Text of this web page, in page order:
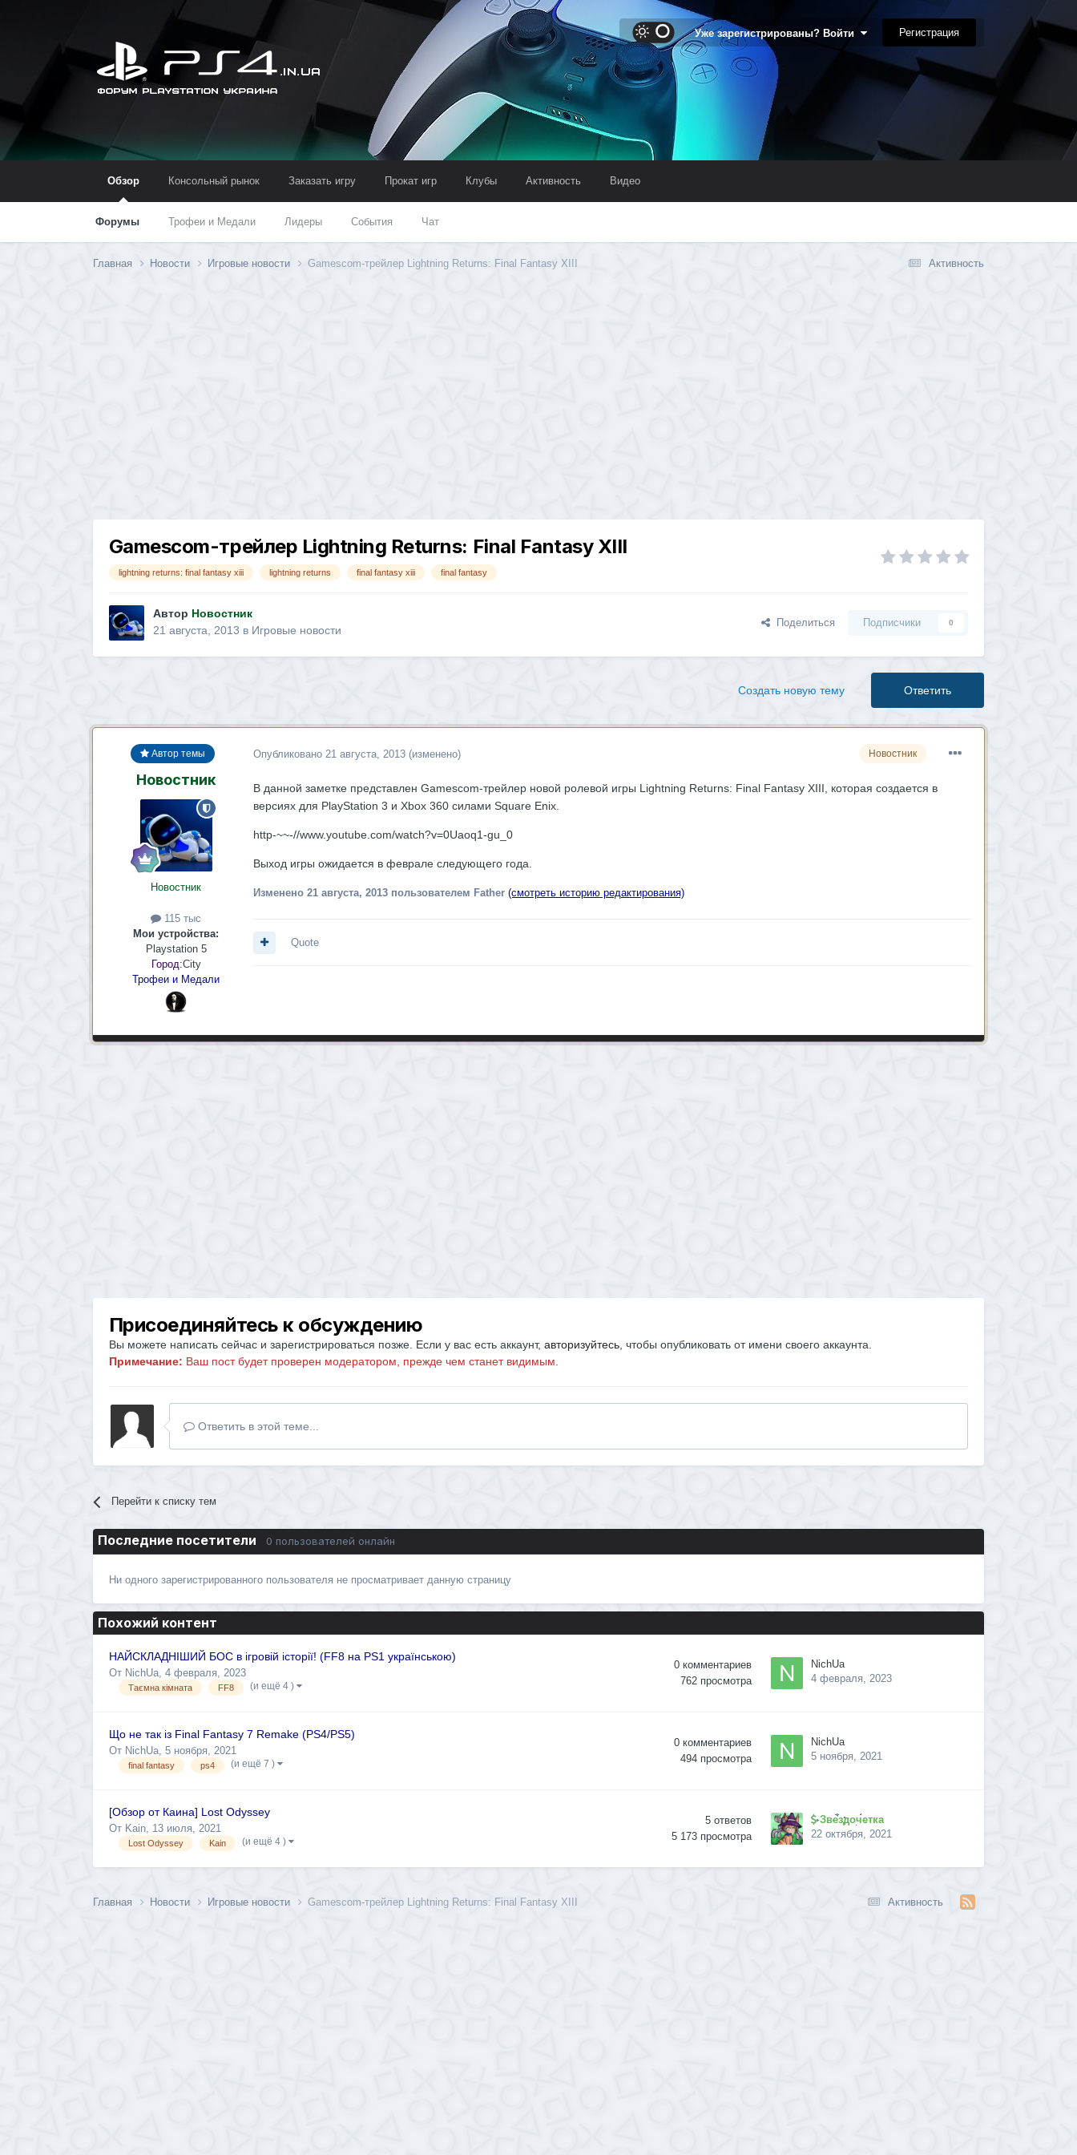
Уже зарегистрированы? Войти Регистрация
Обзор
Форумы Трофеи и Медали Лидеры События Чат
Консольный рынок Заказать игру Прокат игр Клубы Активность Видео
Активность
Главная Новости Игровые новости Gamescom-трейлер Lightning Returns: Final Fantasy XIII
Gamescom-трейлер Lightning Returns: Final Fantasy XIII
lightning returns: final fantasy xiii lightning returns final fantasy xiii final fantasy
Автор Новостник
21 августа, 2013 в Игровые новости
Поделиться Подписчики 0
Ответить
Создать новую тему
Автор темы
Новостник
Новостник
115 тыс
Мои устройства:
Playstation 5
Город:City
Трофеи и Медали
Новостник
Опубликовано 21 августа, 2013 (изменено)
В данной заметке представлен Gamescom-трейлер новой ролевой игры Lightning Returns: Final Fantasy XIII, которая создается в
версиях для PlayStation 3 и Xbox 360 силами Square Enix.
http-~~-//www.youtube.com/watch?v=0Uaoq1-gu_0
Выход игры ожидается в феврале следующего года.
Изменено 21 августа, 2013пользователем Father (смотреть историю редактирования)
Quote
Присоединяйтесь к обсуждению
Вы можете написать сейчас и зарегистрироваться позже. Если у вас есть аккаунт, авторизуйтесь, чтобы опубликовать от имени своего аккаунта.
Примечание: Ваш пост будет проверен модератором, прежде чем станет видимым.
Ответить в этой теме...
Перейти к списку тем
Последние посетители 0 пользователей онлайн
Ни одного зарегистрированного пользователя не просматривает данную страницу
Похожий контент
НАЙСКЛАДНІШИЙ БОС в ігровій історії! (FF8 на PS1 українською)
От NichUa, 4 февраля, 2023
Таємна кімната FF8 (и ещё 4 )
0 комментариев
762 просмотра
NichUa
4 февраля, 2023
Що не так із Final Fantasy 7 Remake (PS4/PS5)
От NichUa, 5 ноября, 2021
final fantasy ps4 (и ещё 7 )
0 комментариев
494 просмотра
NichUa
5 ноября, 2021
[Обзор от Каина] Lost Odyssey
От Kain, 13 июля, 2021
Lost Odyssey Kain (и ещё 4 )
5 ответов
5 173 просмотра
Звездочетка
22 октября, 2021
Активность
Главная Новости Игровые новости Gamescom-трейлер Lightning Returns: Final Fantasy XIII